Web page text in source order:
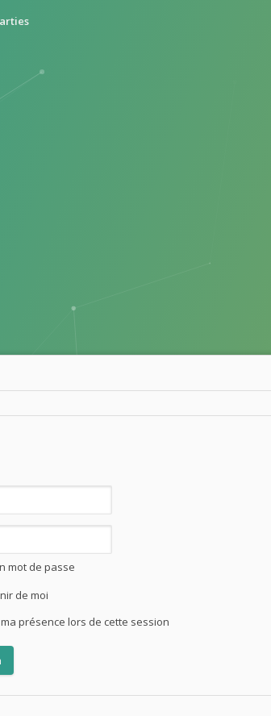
mot de passe
de moi
présence lors de cette session